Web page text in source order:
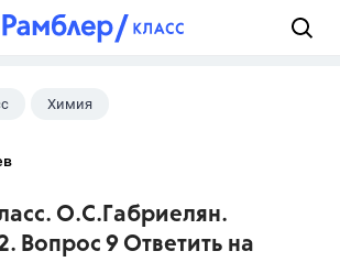
Химия
О.С.Габриелян.
Вопрос 9 Ответить на